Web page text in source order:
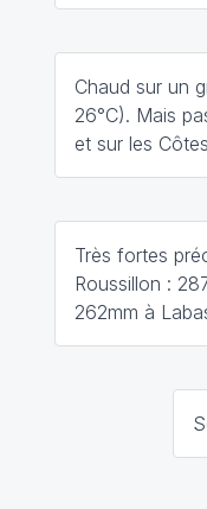
Chaud sur un
26°C). Mais
et sur les
Très fortes
Roussillon :
262mm à